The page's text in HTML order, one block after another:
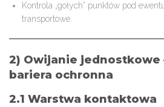
Kontrola „gołych” punktów pod
transportowe.
2) Owijanie
bariera ochronna
2.1 Warstwa kontaktowa